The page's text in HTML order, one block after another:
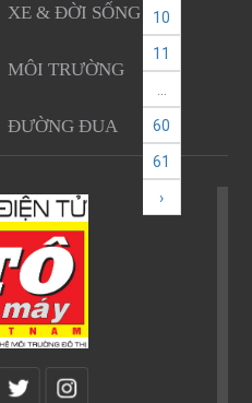
10
11
...
60
61
›
XE & ĐỜI SỐNG
MÔI TRƯỜNG
ĐƯỜNG ĐUA